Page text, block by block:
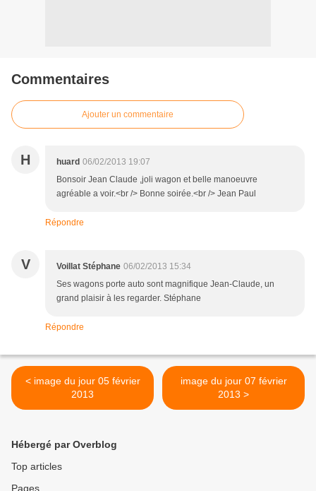
Commentaires
Ajouter un commentaire
H huard 06/02/2013 19:07
Bonsoir Jean Claude ,joli wagon et belle manoeuvre
agréable a voir.<br /> Bonne soirée.<br /> Jean Paul
Répondre
V Voillat Stéphane 06/02/2013 15:34
Ses wagons porte auto sont magnifique Jean-Claude, un
grand plaisir à les regarder. Stéphane
Répondre
< image du jour 05 février
2013
image du jour 07 février
2013 >
Hébergé par Overblog
Top articles
Pages